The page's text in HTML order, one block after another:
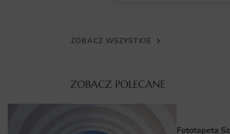
Wymiary na miarę i łatwy montaż
centymetrach. Tapeta drukowana jest w pasach
ZOBACZ WSZYSTKIE
ZOBACZ POLECANE
Fototapeta